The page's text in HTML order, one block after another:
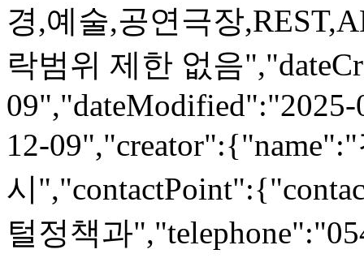
경,예술,공연극장
락범위 제한 없음
12-
시
털정책과